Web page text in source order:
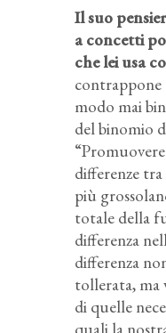
Il suo
a concetti
che lei usa
modo mai
del binomio
differenze
più
totale della
differenza
differenza
tollerata, ma
di quelle